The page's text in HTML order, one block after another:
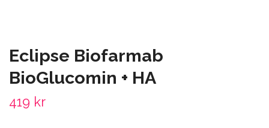
Eclipse Biofarmab
BioGlucomin + HA
419 kr